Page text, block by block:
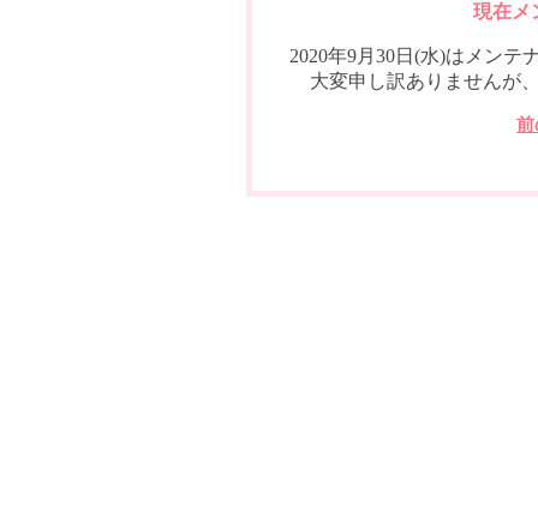
現在メ
2020年9月30日(水)はメンテ
大変申し訳ありませんが
前